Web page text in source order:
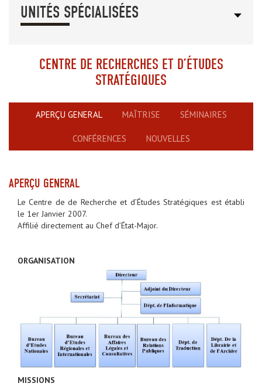
UNITÉS SPÉCIALISÉES
CENTRE DE RECHERCHES ET D’ÉTUDES
STRATÉGIQUES
APERÇU GENERAL MAÎTRISE SÉMINAIRES
CONFÉRENCES NOUVELLES
APERÇU GENERAL
Le Centre de de Recherche et d’Études Stratégiques est établi
le 1er Janvier 2007.
Affilié directement au Chef d’État-Major.
ORGANISATION
MISSIONS